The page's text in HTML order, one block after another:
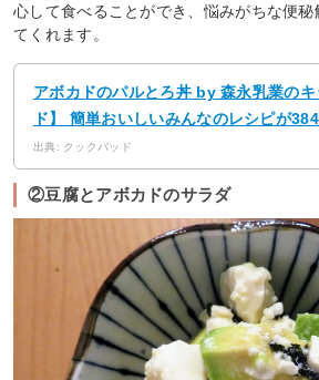
心して食べることができ、悩みがちな便秘
てくれます。
アボカドのパルとろ丼 by 森永乳業の
ド】 簡単おいしいみんなのレシピが
出典: クックパッド
②豆腐とアボカドのサラダ